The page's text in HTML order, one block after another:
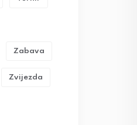
Zabava
Zvijezda